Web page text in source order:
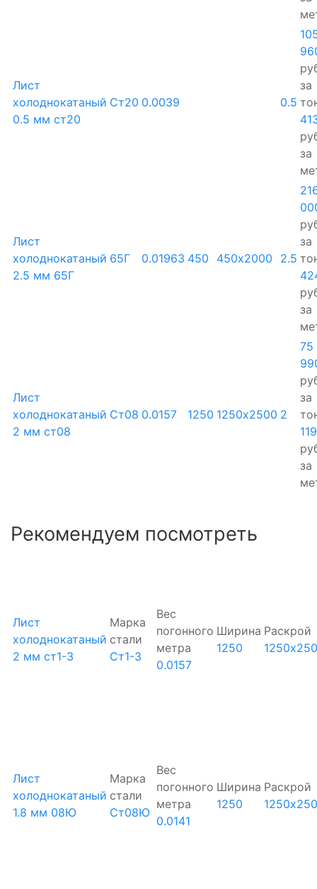
Лист
холоднокатаный
0.5 мм ст20
Ст20 0.0039 0.5
за
за
Лист
холоднокатаный
2.5 мм 65Г
65Г 0.01963 450 450х2000 2.5
за
за
Лист
холоднокатаный
2 мм ст08
Ст08 0.0157 1250 1250х2500 2
75
за
за
Рекомендуем посмотреть
Лист
холоднокатаный
2 мм ст1-3
Марка
стали
Ст1-3
Вес
погонного
метра
0.0157
Ширина
1250
Раскрой
Лист
холоднокатаный
1.8 мм 08Ю
Марка
стали
Ст08Ю
Вес
погонного
метра
0.0141
Ширина
1250
Раскрой